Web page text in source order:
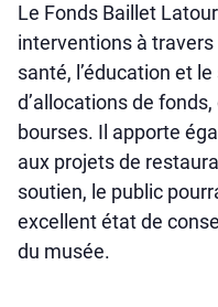
Le Fonds Baillet
interventions à
santé, l’éducation et
d’allocations de
bourses. Il apporte
aux projets de
soutien, le public
excellent état de
du musée.